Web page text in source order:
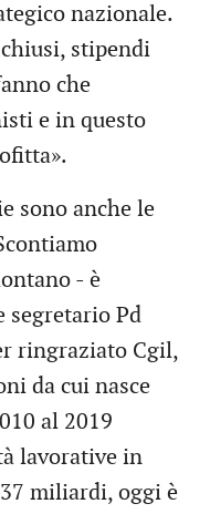
nazionale.
stipendi
che
e in questo
sono anche le
- è
segretario Pd
ringraziato Cgil,
da cui nasce
al 2019
lavorative in
37 miliardi, oggi è